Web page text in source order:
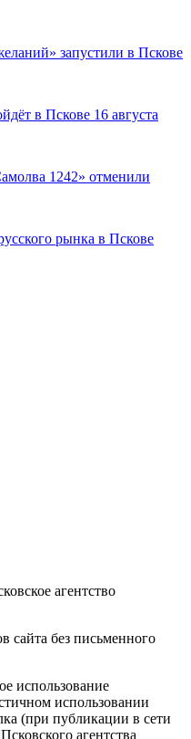
запустили в Пскове
в Пскове 16 августа
1242» отменили
рынка в Пскове
агентство
сайта без письменного
использование
использовании
(при публикации в сети
агентства